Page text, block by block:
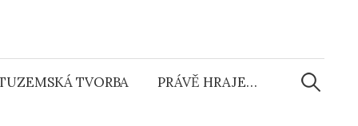
TVORBA PRÁVĚ HRAJE…